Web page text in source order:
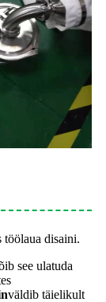
töölaua disaini.
see ulatuda
väldib täielikult